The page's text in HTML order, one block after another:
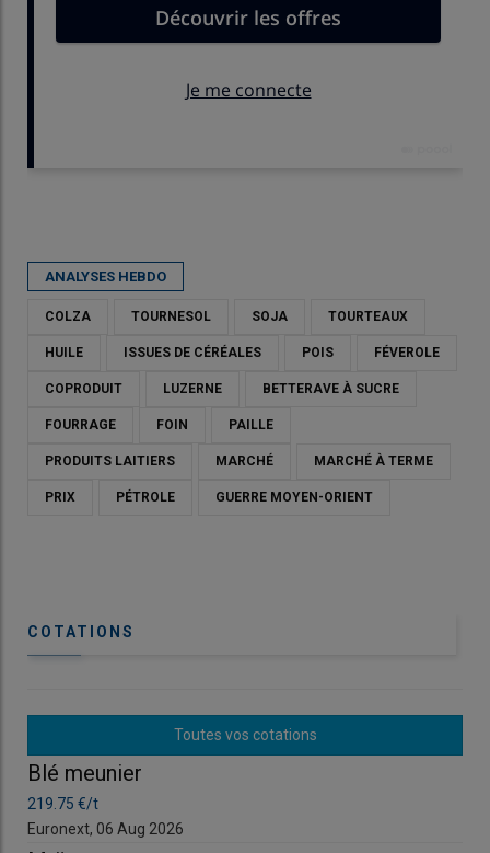
© Généré par l'IA
Lescoursducolza
grimpé, entre le 15 et le 22 avril 2026, de 13 €/t sur l’échéance
mai (récolte 2025), à 522,25 €/t, mais seulement de 6,75 €/t
ANALYSES HEBDO
COLZA TOURNESOL SOJA TOURTEAUX
HUILE ISSUES DE CÉRÉALES POIS FÉVEROLE
COPRODUIT LUZERNE BETTERAVE À SUCRE
FOURRAGE FOIN PAILLE
PRODUITS LAITIERS MARCHÉ MARCHÉ À TERME
PRIX PÉTROLE GUERRE MOYEN-ORIENT
COTATIONS
Toutes vos cotations
Blé meunier
219.75 €/t
Euronext, 06 Aug 2026